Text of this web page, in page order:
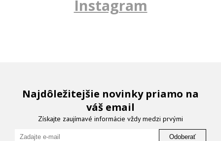
Instagram
Najdôležitejšie novinky priamo na
váš email
Získajte zaujímavé informácie vždy medzi prvými
Odoberať